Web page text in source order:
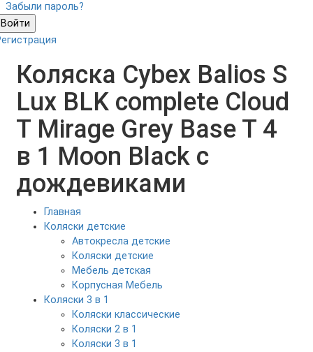
Забыли пароль?
Войти
Коляска Cybex Balios S
Lux BLK complete Cloud
T Mirage Grey Base T 4
в 1 Moon Black с
дождевиками
Главная
Коляски детские
Автокресла детские
Коляски детские
Мебель детская
Корпусная Мебель
Коляски 3 в 1
Коляски классические
Коляски 2 в 1
Коляски 3 в 1